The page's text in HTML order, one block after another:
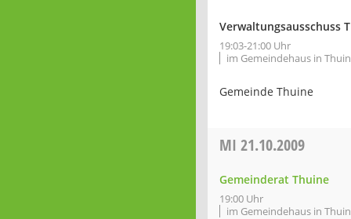
Verwaltungsausschuss
19:03-21:00 Uhr
im Gemeindehaus in
Gemeinde Thuine
MI 21.10.2009
Gemeinderat Thuine
19:00 Uhr
im Gemeindehaus in